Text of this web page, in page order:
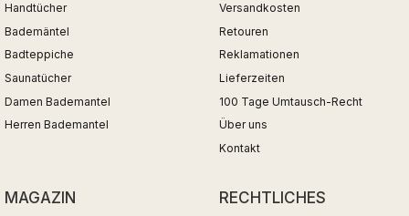
Handtücher
Bademäntel
Badteppiche
Saunatücher
Damen Bademantel
Herren Bademantel
Versandkosten
Retouren
Reklamationen
Lieferzeiten
100 Tage Umtausch-Recht
Über uns
Kontakt
MAGAZIN RECHTLICHES